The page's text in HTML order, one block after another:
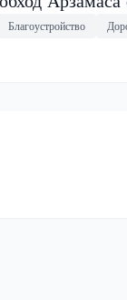
Благоустройство